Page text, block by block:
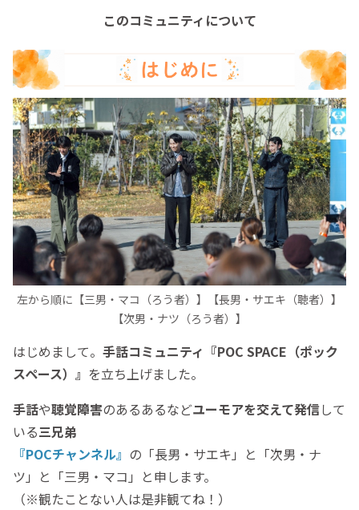
このコミュニティについて
左から順に【三男・マコ（ろう者）】【長男・サエキ（聴者）】
【次男・ナツ（ろう者）】
はじめまして。 手話コミュニティ『POC SPACE（ポック
スペース）』 を立ち上げました。
手話や聴覚障害のあるあるなどユーモアを交えて発信して
いる三兄弟
『POCチャンネル』 の「長男・サエキ」と「次男・ナ
ツ」と「三男・マコ」と申します。
（※観たことない人は是非観てね！）